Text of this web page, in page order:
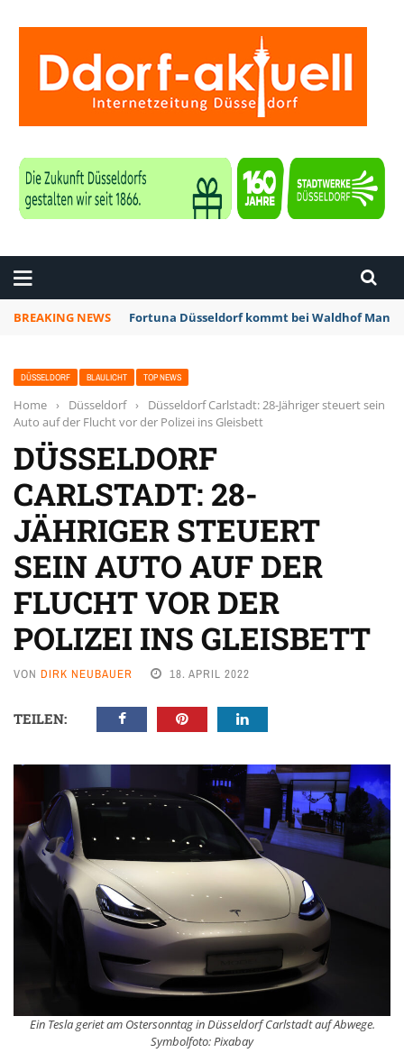
BREAKING NEWS Fortuna Düsseldorf kommt bei Waldhof
DÜSSELDORF BLAULICHT TOP NEWS
Home › Düsseldorf ›
Düsseldorf Carlstadt: 28-Jähriger steuert sein
Auto auf der Flucht vor der Polizei ins Gleisbett
DÜSSELDORF
CARLSTADT: 28-
JÄHRIGER STEUERT
SEIN AUTO AUF DER
FLUCHT VOR DER
POLIZEI INS GLEISBETT
VON DIRK NEUBAUER 18. APRIL 2022
TEILEN:
Ein Tesla geriet am Ostersonntag in Düsseldorf Carlstadt auf Abwege.
Symbolfoto: Pixabay